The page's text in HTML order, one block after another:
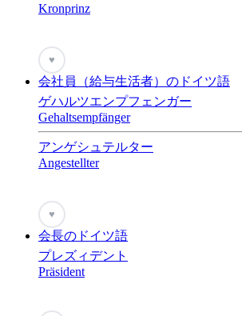
Kronprinz
♥
会社員（給与生活者）のドイツ語
ゲハルツエンプフェンガー
Gehaltsempfänger
アンゲシュテルター
Angestellter
♥
会長のドイツ語
プレズィデント
Präsident